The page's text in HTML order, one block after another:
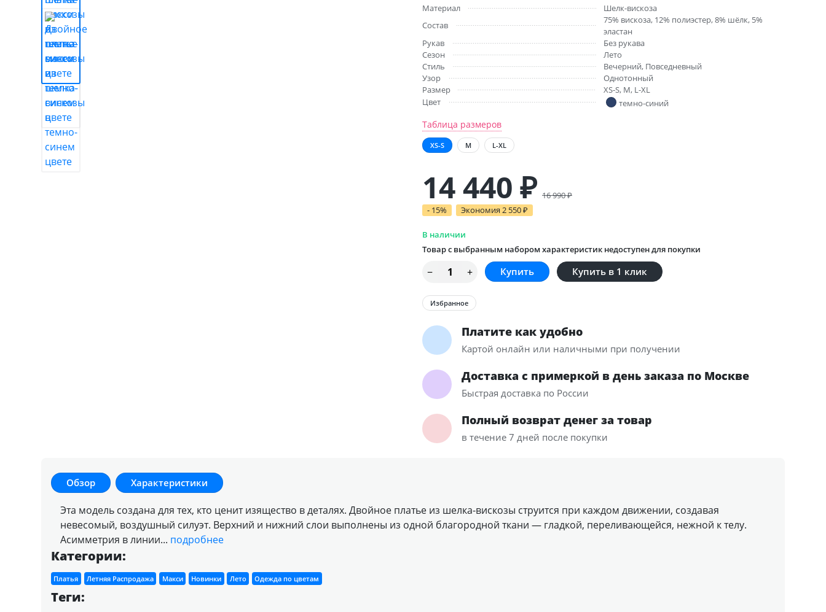
Материал
Шелк-вискоза
Состав
75% вискоза, 12% полиэстер, 8% шёлк, 5%
эластан
Рукав
Без рукава
Сезон
Лето
Стиль
Вечерний, Повседневный
Узор
Однотонный
Размер
XS-S, M, L-XL
Цвет
темно-синий
Таблица размеров
XS-S M L-XL
14 440 ₽ 16 990₽
- 15%
Экономия 2 550₽
В наличии
Товар с выбранным набором характеристик недоступен для покупки
Купить в 1 клик
Избранное
Платите как удобно
Картой онлайн или наличными при получении
Доставка с примеркой в день заказа по Москве
Быстрая доставка по России
Полный возврат денег за товар
в течение 7 дней после покупки
Обзор Характеристики
Эта модель создана для тех, кто ценит изящество в деталях. Двойное платье из шелка-вискозы струится при каждом движении, создавая
невесомый, воздушный силуэт. Верхний и нижний слои выполнены из одной благородной ткани — гладкой, переливающейся, нежной к телу.
Асимметрия в линии... подробнее
Категории:
Платья Летняя Распродажа Макси Новинки Лето Одежда по цветам
Теги: